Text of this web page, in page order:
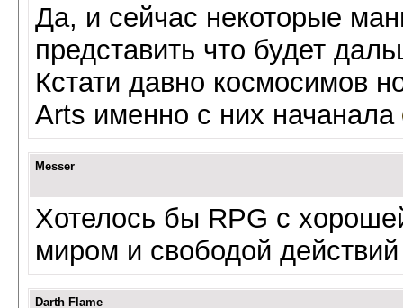
Да, и сейчас некоторые
представить что будет
Кстати давно космосимов
Arts именно с них начанала
Messer
Хотелось бы RPG с
миром и свободой
Darth Flame